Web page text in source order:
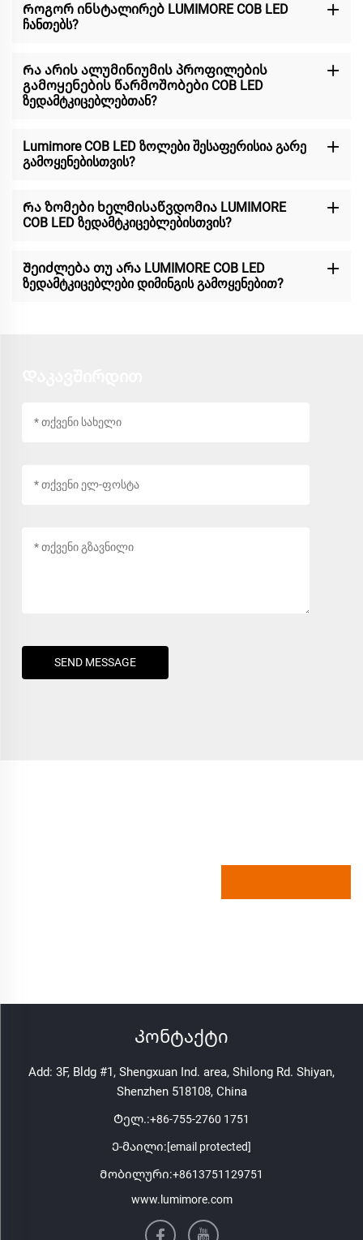
Როგორ ინსტალირებ LUMIMORE COB LED
ჩანთებს?
Რა არის ალუმინიუმის პროფილების
გამოყენების წარმოშობები COB LED
ზედამტკიცებლებთან?
Lumimore COB LED ზოლები შესაფერისია გარე
გამოყენებისთვის?
Რა ზომები ხელმისაწვდომია LUMIMORE
COB LED ზედამტკიცებლებისთვის?
Შეიძლება თუ არა LUMIMORE COB LED
ზედამტკიცებლები დიმინგის გამოყენებით?
SEND MESSAGE
Კონტაქტი
Add: 3F, Bldg #1, Shengxuan Ind. area, Shilong Rd. Shiyan,
Shenzhen 518108, China
Ტელ.:+86-755-2760 1751
Ე-მაილი:[email protected]
Მობილური:+8613751129751
www.lumimore.com